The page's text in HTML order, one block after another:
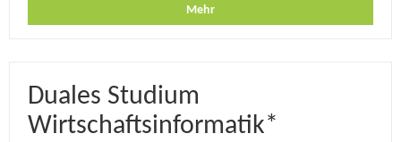
Mehr
Duales Studium
Wirtschaftsinformatik*